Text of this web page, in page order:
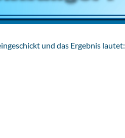
und das Ergebnis lautet: